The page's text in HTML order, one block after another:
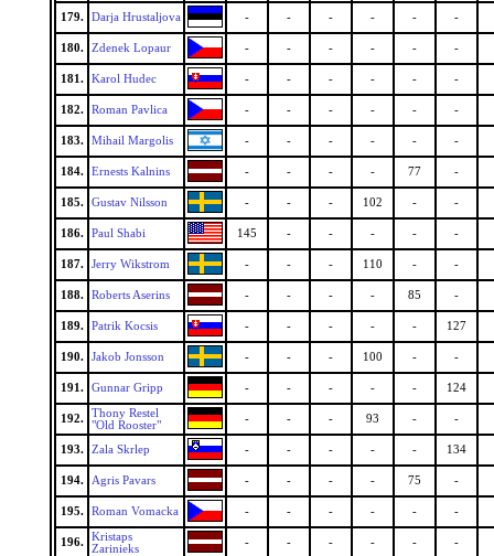
179. Darja Hrustaljova - - - - - -
180. Zdenek Lopaur - - - - - -
181. Karol Hudec - - - - - -
182. Roman Pavlica - - - - - -
183. Mihail Margolis - - - - - -
184. Ernests Kalnins - - - - 77 -
185. Gustav Nilsson - - - 102 - -
186. Paul Shabi 145 - - - - -
187. Jerry Wikstrom - - - 110 - -
188. Roberts Aserins - - - - 85 -
189. Patrik Kocsis - - - - - 127
190. Jakob Jonsson - - - 100 - -
191. Gunnar Gripp - - - - - 124
192.
Thony Restel
"Old Rooster"
- - - 93 - -
193. Zala Skrlep - - - - - 134
194. Agris Pavars - - - - 75 -
195. Roman Vomacka - - - - - -
196.
Kristaps
Zarinieks
- - - - - -